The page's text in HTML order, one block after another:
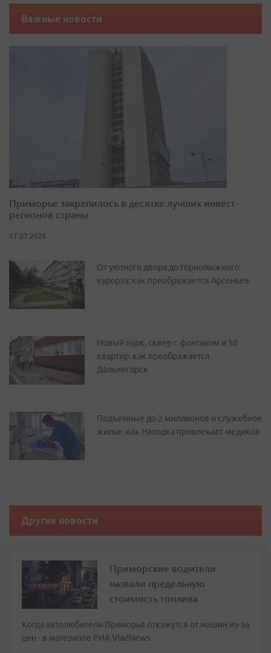
Важные новости
Приморье закрепилось в десятке лучших инвест-
регионов страны
17.07.2026
От уютного двора до горнолыжного
курорта: как преображается Арсеньев
Новый парк, сквер с фонтаном и 50
квартир: как преображается
Дальнегорск
Подъемные до 2 миллионов и служебное
жилье: как Находка привлекает медиков
Другие новости
Приморские водители
назвали предельную
стоимость топлива
Когда автолюбители Приморья откажутся от машин из-за
цен - в материале РИА VladNews